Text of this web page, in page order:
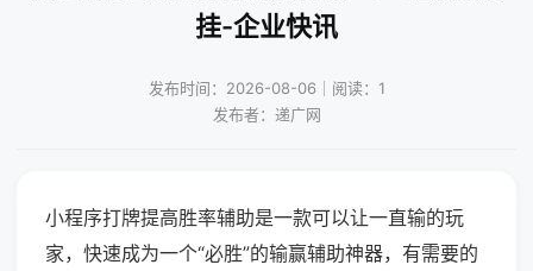
挂-企业快讯
发布时间：2026-08-06｜阅读：1
发布者：递广网
小程序打牌提高胜率辅助是一款可以让一直输的玩
家，快速成为一个“必胜”的输赢辅助神器，有需要的